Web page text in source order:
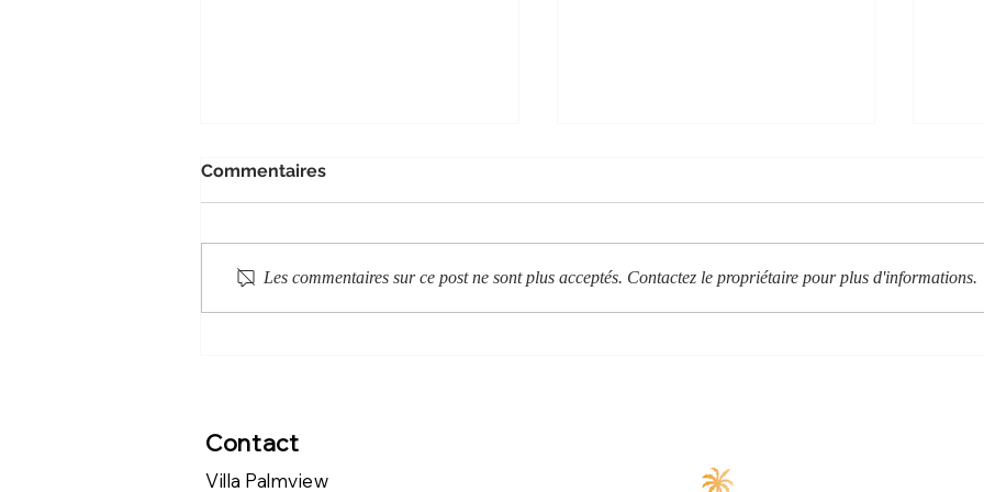
Commentaires
Les commentaires sur ce post ne sont plus acceptés. Contactez le propriétaire pour plus d'informations.
Contact
Villa Palmview